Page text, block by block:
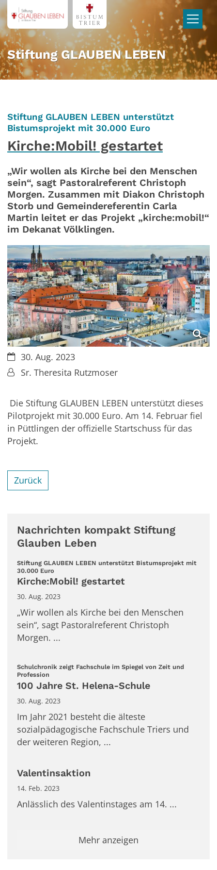
Zum Inhalt springen
Stiftung GLAUBEN LEBEN
Stiftung GLAUBEN LEBEN unterstützt
Bistumsprojekt mit 30.000 Euro:
Kirche:Mobil! gestartet
„Wir wollen als Kirche bei den Menschen
sein“, sagt Pastoralreferent Christoph
Morgen. Zusammen mit Diakon Christoph
Storb und Gemeindereferentin Carla
Martin leitet er das Projekt „kirche:mobil!“
im Dekanat Völklingen.
Datum:
30. Aug. 2023
Von:Sr. Theresita Rutzmoser
Die Stiftung GLAUBEN LEBEN unterstützt dieses
Pilotprojekt mit 30.000 Euro. Am 14. Februar fiel
in Püttlingen der offizielle Startschuss für das
Projekt.
Zurück
Nachrichten kompakt Stiftung
Glauben Leben
Stiftung GLAUBEN LEBEN unterstützt Bistumsprojekt mit
30.000 Euro
Kirche:Mobil! gestartet
30. Aug. 2023
„Wir wollen als Kirche bei den Menschen
sein“, sagt Pastoralreferent Christoph
Morgen. ...
Schulchronik zeigt Fachschule im Spiegel von Zeit und
Profession
100 Jahre St. Helena-Schule
30. Aug. 2023
Im Jahr 2021 besteht die älteste
sozialpädagogische Fachschule Triers und
der weiteren Region, ...
Valentinsaktion
14. Feb. 2023
Anlässlich des Valentinstages am 14. ...
Mehr anzeigen